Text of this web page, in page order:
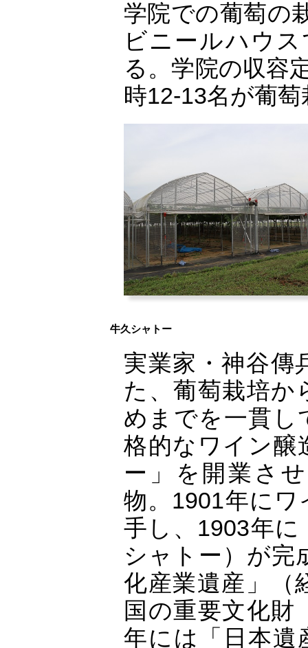
学院での葡萄の
ビニールハウ
る。学院の収容
時12-13名が葡
牛久シャトー
実業家・神谷傳
た、葡萄栽培か
めまでを一貫し
格的なワイン醸
ー」を開業さ
物。1901年に
手し、1903年
シャトー）が完
化産業遺産」（
国の重要文化財
年には「日本遺